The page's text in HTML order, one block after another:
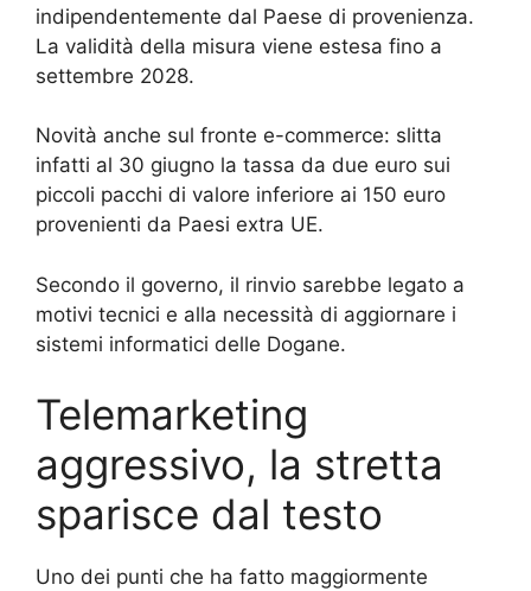
indipendentemente dal Paese di provenienza.
La validità della misura viene estesa fino a
settembre 2028.
Novità anche sul fronte e-commerce: slitta
infatti al 30 giugno la tassa da due euro sui
piccoli pacchi di valore inferiore ai 150 euro
provenienti da Paesi extra UE.
Secondo il governo, il rinvio sarebbe legato a
motivi tecnici e alla necessità di aggiornare i
sistemi informatici delle Dogane.
Telemarketing
aggressivo, la stretta
sparisce dal testo
Uno dei punti che ha fatto maggiormente